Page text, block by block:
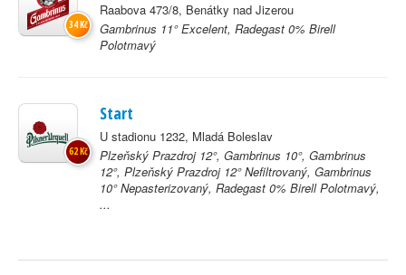
Raabova 473/8, Benátky nad Jizerou
Gambrinus 11° Excelent, Radegast 0% Birell
Polotmavý
34 Kč
Start
U stadionu 1232, Mladá Boleslav
Plzeňský Prazdroj 12°, Gambrinus 10°, Gambrinus
12°, Plzeňský Prazdroj 12° Nefiltrovaný, Gambrinus
10° Nepasterizovaný, Radegast 0% Birell Polotmavý,
...
62 Kč